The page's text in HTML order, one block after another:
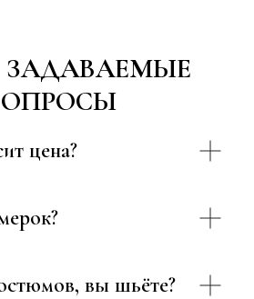
ЗАДАВАЕМЫЕ
цена?
вы шьёте?